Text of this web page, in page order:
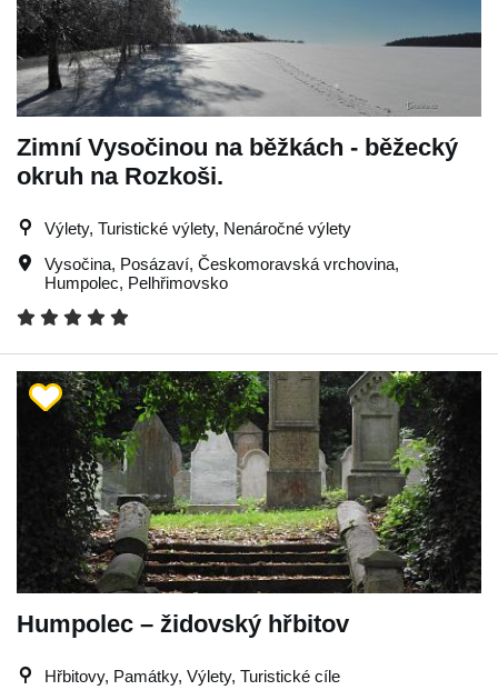
Zimní Vysočinou na běžkách - běžecký
okruh na Rozkoši.
Výlety, Turistické výlety, Nenáročné výlety
Vysočina, Posázaví, Českomoravská vrchovina,
Humpolec, Pelhřimovsko
Humpolec – židovský hřbitov
Hřbitovy, Památky, Výlety, Turistické cíle